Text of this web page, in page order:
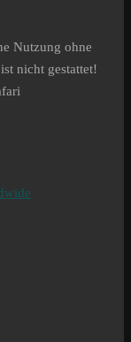
Nutzung ohne
nicht gestattet!